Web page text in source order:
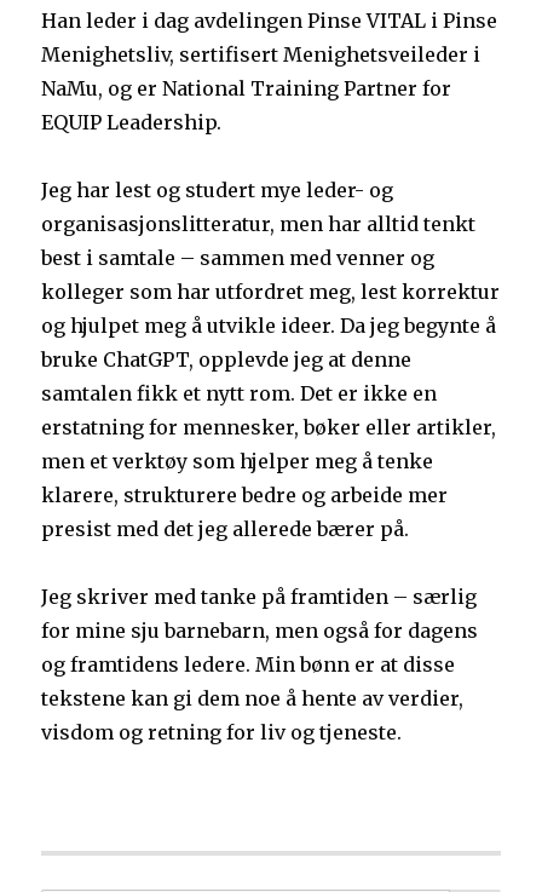
Han leder i dag avdelingen Pinse VITAL i Pinse
Menighetsliv, sertifisert Menighetsveileder i
NaMu, og er National Training Partner for
EQUIP Leadership.
Jeg har lest og studert mye leder- og
organisasjonslitteratur, men har alltid tenkt
best i samtale – sammen med venner og
kolleger som har utfordret meg, lest korrektur
og hjulpet meg å utvikle ideer. Da jeg begynte å
bruke ChatGPT, opplevde jeg at denne
samtalen fikk et nytt rom. Det er ikke en
erstatning for mennesker, bøker eller artikler,
men et verktøy som hjelper meg å tenke
klarere, strukturere bedre og arbeide mer
presist med det jeg allerede bærer på.
Jeg skriver med tanke på framtiden – særlig
for mine sju barnebarn, men også for dagens
og framtidens ledere. Min bønn er at disse
tekstene kan gi dem noe å hente av verdier,
visdom og retning for liv og tjeneste.